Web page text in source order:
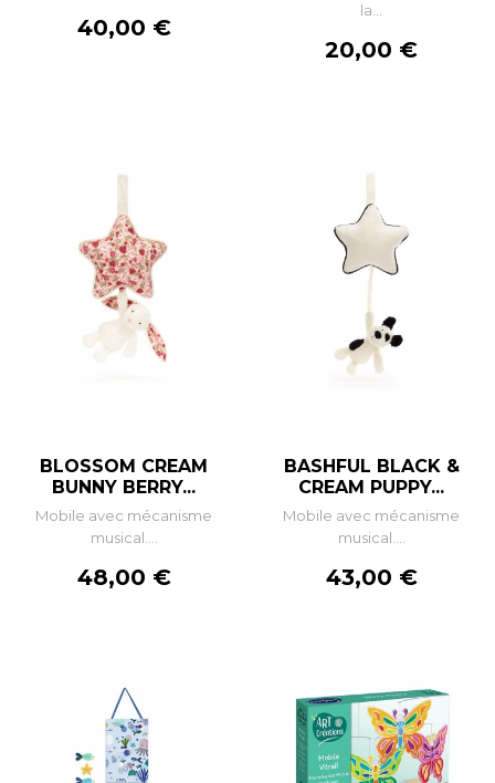
Prix
40,00 €
la...
Prix
20,00 €
BLOSSOM CREAM
BUNNY BERRY...
Mobile avec mécanisme
musical....
Prix
48,00 €
BASHFUL BLACK &
CREAM PUPPY...
Mobile avec mécanisme
musical....
Prix
43,00 €